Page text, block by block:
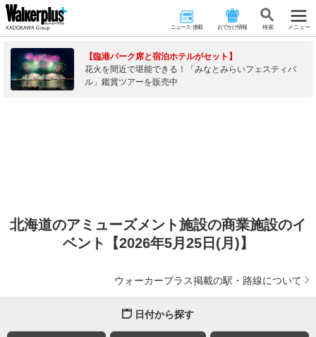
ニュース･連載 おでかけ情報 検 索 メニュー
【臨港パーク席と宿泊ホテルがセット】
花火を間近で堪能できる！「みなとみらいフェスティバ
ル」鑑賞ツアーを販売中
北海道のアミューズメント施設の商業施設のイ
ベント【2026年5月25日(月)】
ウォーカープラス掲載の駅・路線について
日付から探す